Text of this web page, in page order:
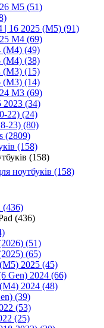
M5 (51)
| 16 2025 (M5) (91)
M4 (69)
(M4) (49)
(M4) (38)
(M3) (15)
(M3) (14)
M3 (69)
2023 (34)
22) (24)
23) (80)
(2809)
(158)
(158)
ноутбуків (158)
(436)
(436)
(51)
(65)
2025 (45)
Gen) 2024 (66)
2024 (48)
(39)
(53)
(25)